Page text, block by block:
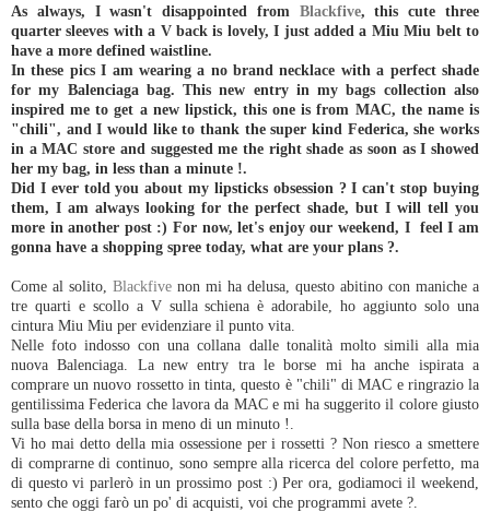
As always, I wasn't disappointed from Blackfive, this cute three
quarter sleeves with a V back is lovely, I just added a Miu Miu belt to
have a more defined waistline.
In these pics I am wearing a no brand necklace with a perfect shade
for my Balenciaga bag. This new entry in my bags collection also
inspired me to get a new lipstick, this one is from MAC, the name is
"chili", and I would like to thank the super kind Federica, she works
in a MAC store and suggested me the right shade as soon as I showed
her my bag, in less than a minute !.
Did I ever told you about my lipsticks obsession ? I can't stop buying
them, I am always looking for the perfect shade, but I will tell you
more in another post :) For now, let's enjoy our weekend, I feel I am
gonna have a shopping spree today, what are your plans ?.
Come al solito, Blackfive non mi ha delusa, questo abitino con maniche a
tre quarti e scollo a V sulla schiena è adorabile, ho aggiunto solo una
cintura Miu Miu per evidenziare il punto vita.
Nelle foto indosso con una collana dalle tonalità molto simili alla mia
nuova Balenciaga. La new entry tra le borse mi ha anche ispirata a
comprare un nuovo rossetto in tinta, questo è "chili" di MAC e ringrazio la
gentilissima Federica che lavora da MAC e mi ha suggerito il colore giusto
sulla base della borsa in meno di un minuto !.
Vi ho mai detto della mia ossessione per i rossetti ? Non riesco a smettere
di comprarne di continuo, sono sempre alla ricerca del colore perfetto, ma
di questo vi parlerò in un prossimo post :) Per ora, godiamoci il weekend,
sento che oggi farò un po' di acquisti, voi che programmi avete ?.